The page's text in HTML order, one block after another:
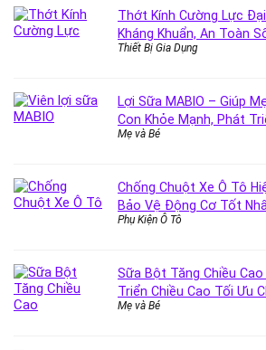
Thớt Kính Cường Lực
Kháng Khuẩn, An Toàn
Thiết Bị Gia Dụng
Lợi Sữa MABIO – Giúp
Con Khỏe Mạnh, Phát
Mẹ và Bé
Chống Chuột Xe Ô Tô
Bảo Vệ Động Cơ Tốt
Phụ Kiện Ô Tô
Sữa Bột Tăng Chiều
Triển Chiều Cao Tối Ưu
Mẹ và Bé